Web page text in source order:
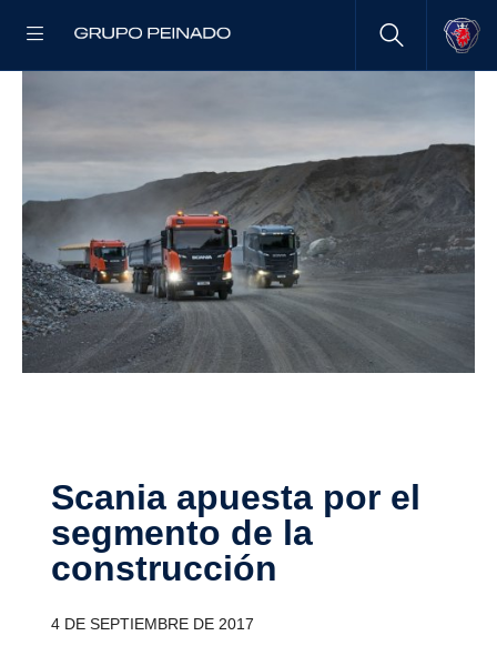
Scania apuesta por el
segmento de la
construc­ción
4 DE SEPTIEMBRE DE 2017